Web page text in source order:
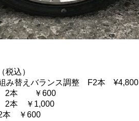
込）
み替えバランス調整 F2本 ¥4,800
2本 ￥600
2本 ￥1,000
本 ￥600